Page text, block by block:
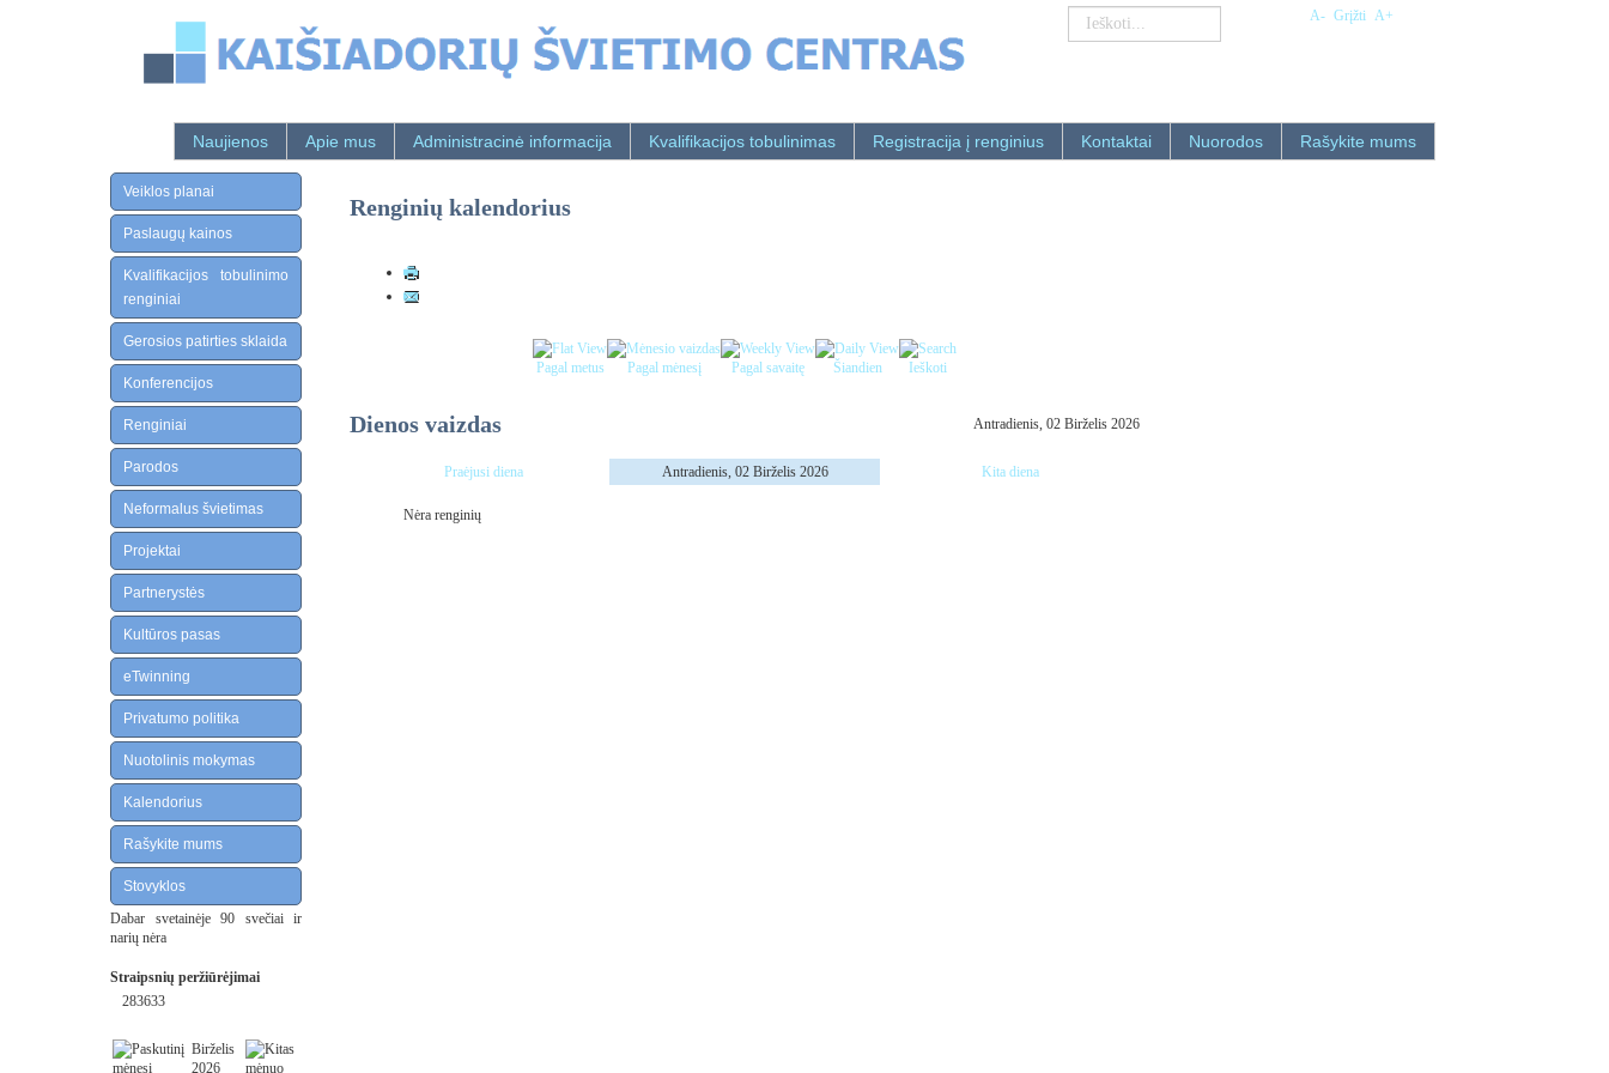
A- Grįžti A+
Naujienos Apie mus Administracinė informacija Kvalifikacijos tobulinimas Registracija į renginius Kontaktai Nuorodos Rašykite mums
Veiklos planai
Paslaugų kainos
Kvalifikacijos tobulinimo
renginiai
Gerosios patirties sklaida
Konferencijos
Renginiai
Parodos
Neformalus švietimas
Projektai
Partnerystės
Kultūros pasas
eTwinning
Privatumo politika
Nuotolinis mokymas
Kalendorius
Rašykite mums
Stovyklos
Dabar svetainėje 90 svečiai ir
narių nėra
Straipsnių peržiūrėjimai
283633
Birželis
2026
Renginių kalendorius
Pagal metus Pagal mėnesį Pagal savaitę Šiandien Ieškoti
Dienos vaizdas Antradienis, 02 Birželis 2026
Praėjusi diena Antradienis, 02 Birželis 2026 Kita diena
Nėra renginių